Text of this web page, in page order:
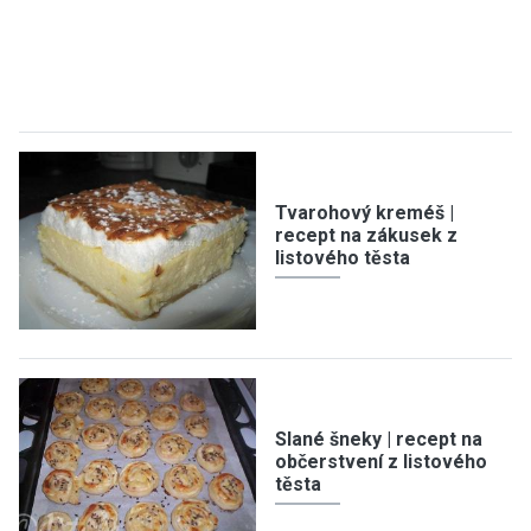
Tvarohový kreméš |
recept na zákusek z
listového těsta
Slané šneky | recept na
občerstvení z listového
těsta